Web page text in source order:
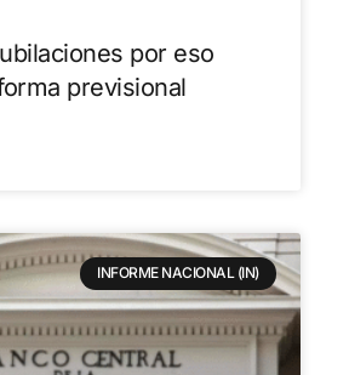
por eso
previsional
INFORME NACIONAL (IN)